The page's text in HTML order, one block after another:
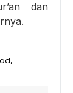
dan
,